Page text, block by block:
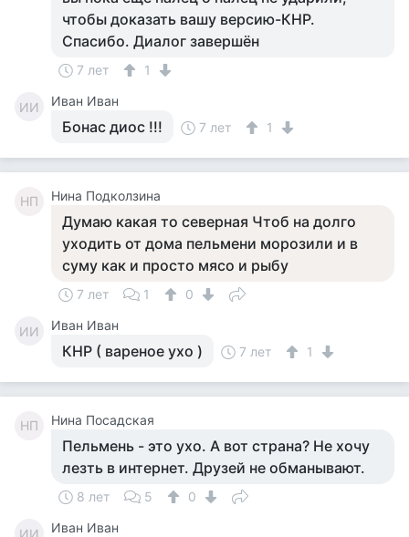
чтобы доказать вашу версию-КНР.
Спасибо. Диалог завершён
7 лет 1
ИИ Иван Иван
Бонас диос !!! 7 лет 1
НП Нина Подколзина
Думаю какая то северная Чтоб на долго
уходить от дома пельмени морозили и в
суму как и просто мясо и рыбу
7 лет 1 0
ИИ Иван Иван
КНР ( вареное ухо ) 7 лет 1
НП Нина Посадская
Пельмень - это ухо. А вот страна? Не хочу
лезть в интернет. Друзей не обманывают.
8 лет 5 0
ИИ Иван Иван